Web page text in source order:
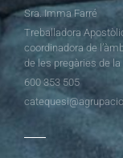
Sra. Imma Farré
Treballadora
coordinadora de
de les pregàries de
600 353 505